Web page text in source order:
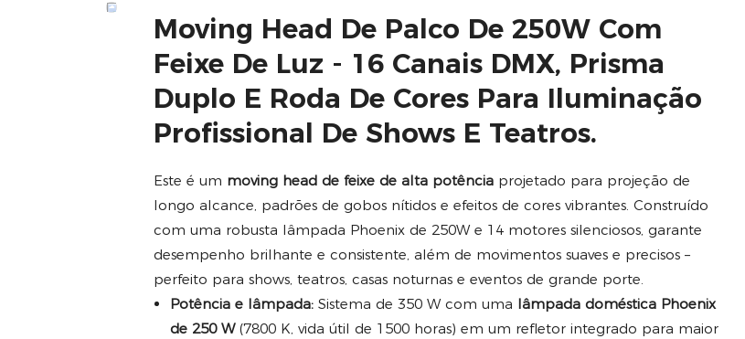
Moving Head De Palco De 250W Com
Feixe De Luz - 16 Canais DMX, Prisma
Duplo E Roda De Cores Para Iluminação
Profissional De Shows E Teatros.
Este é um moving head de feixe de alta potência projetado para projeção de
longo alcance, padrões de gobos nítidos e efeitos de cores vibrantes. Construído
com uma robusta lâmpada Phoenix de 250W e 14 motores silenciosos, garante
desempenho brilhante e consistente, além de movimentos suaves e precisos –
perfeito para shows, teatros, casas noturnas e eventos de grande porte.
Potência e lâmpada: Sistema de 350 W com uma lâmpada doméstica Phoenix
de 250 W(7800 K, vida útil de 1500 horas) em um refletor integrado para maior